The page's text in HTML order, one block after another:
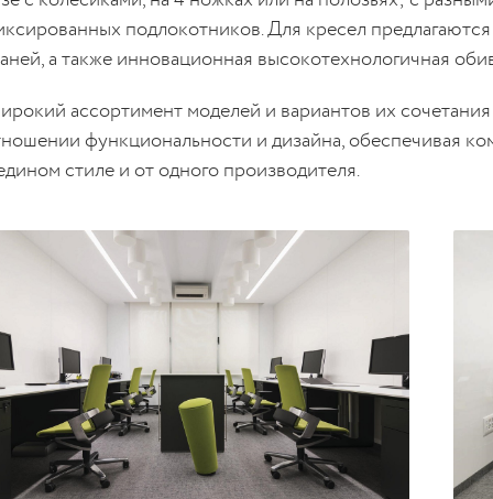
подлокотников. Для кресел
а также инновационная высокотехнологичная
ассортимент моделей и вариантов их
функциональности и дизайна, обеспечивая
стиле и от одного производителя.